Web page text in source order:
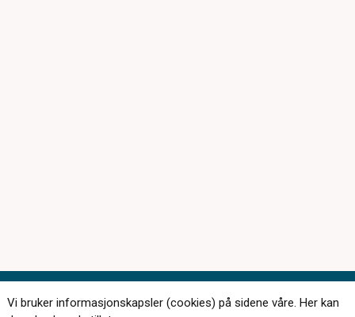
Vi bruker informasjonskapsler (cookies) på sidene våre. Her kan